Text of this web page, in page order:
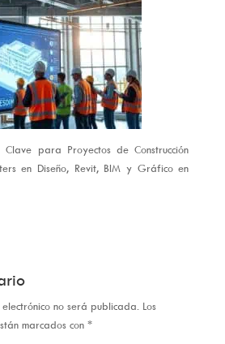
para Proyectos de Construcción
en Diseño, Revit, BIM y Gráfico en
no será publicada. Los
marcados con *